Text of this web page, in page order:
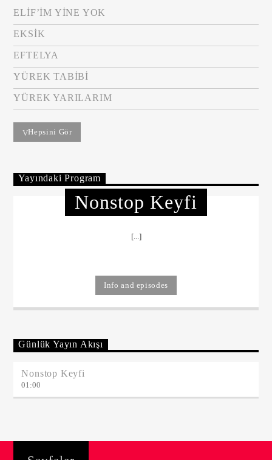
ELİF’İM YİNE YOK
EKSİK
EFTELYA
YÜREK TABİBİ
YÜREK YARILARIM
Hepsini Gör
Yayındaki Program
Nonstop Keyfi
[...]
Info and episodes
Günlük Yayın Akışı
Nonstop Keyfi
01:00